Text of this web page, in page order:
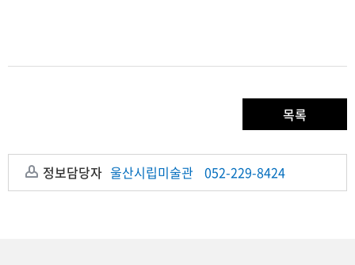
목록
정보담당자 울산시립미술관 052-229-8424